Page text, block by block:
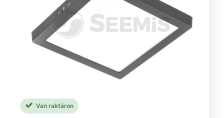
Van raktáron